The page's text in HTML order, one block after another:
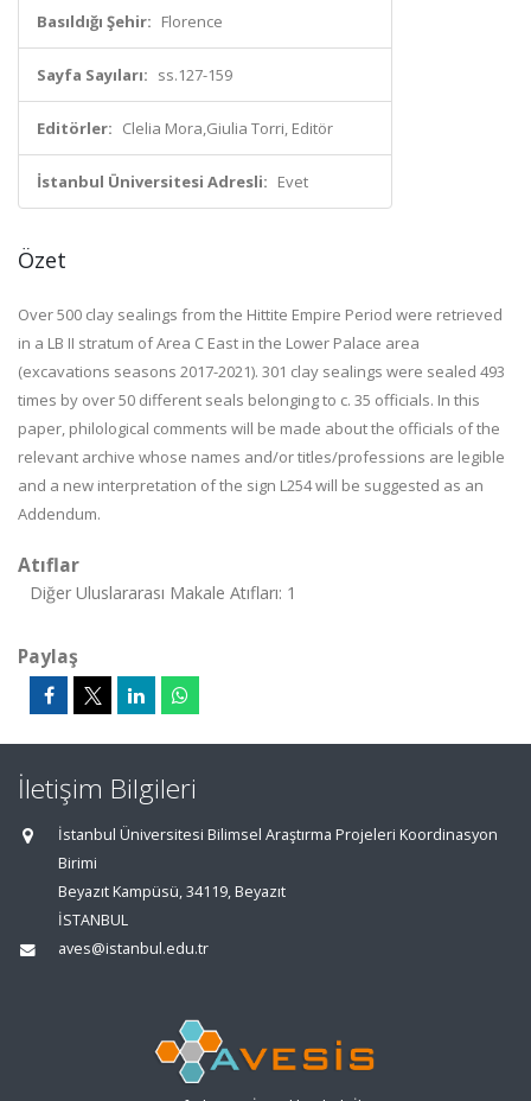
Basıldığı Şehir: Florence
Sayfa Sayıları: ss.127-159
Editörler: Clelia Mora,Giulia Torri, Editör
İstanbul Üniversitesi Adresli: Evet
Özet
Over 500 clay sealings from the Hittite Empire Period were retrieved
in a LB II stratum of Area C East in the Lower Palace area
(excavations seasons 2017-2021). 301 clay sealings were sealed 493
times by over 50 different seals belonging to c. 35 officials. In this
paper, philological comments will be made about the officials of the
relevant archive whose names and/or titles/professions are legible
and a new interpretation of the sign L254 will be suggested as an
Addendum.
Atıflar
Diğer Uluslararası Makale Atıfları: 1
Paylaş
İletişim Bilgileri
İstanbul Üniversitesi Bilimsel Araştırma Projeleri Koordinasyon
Birimi
Beyazıt Kampüsü, 34119, Beyazıt
İSTANBUL
aves@istanbul.edu.tr